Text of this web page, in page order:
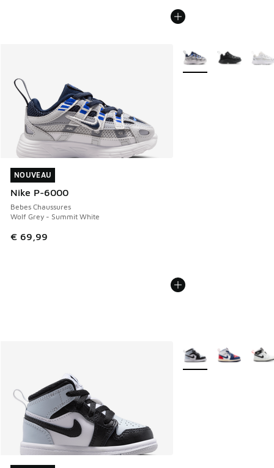
NOUVEAU
Nike P-6000
Bebes Chaussures
Wolf Grey - Summit White
€ 69,99
NOUVEAU
Plus de couleurs
Plus de couleurs